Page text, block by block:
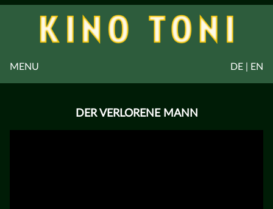
DE | EN
MENU
DER VERLORENE MANN